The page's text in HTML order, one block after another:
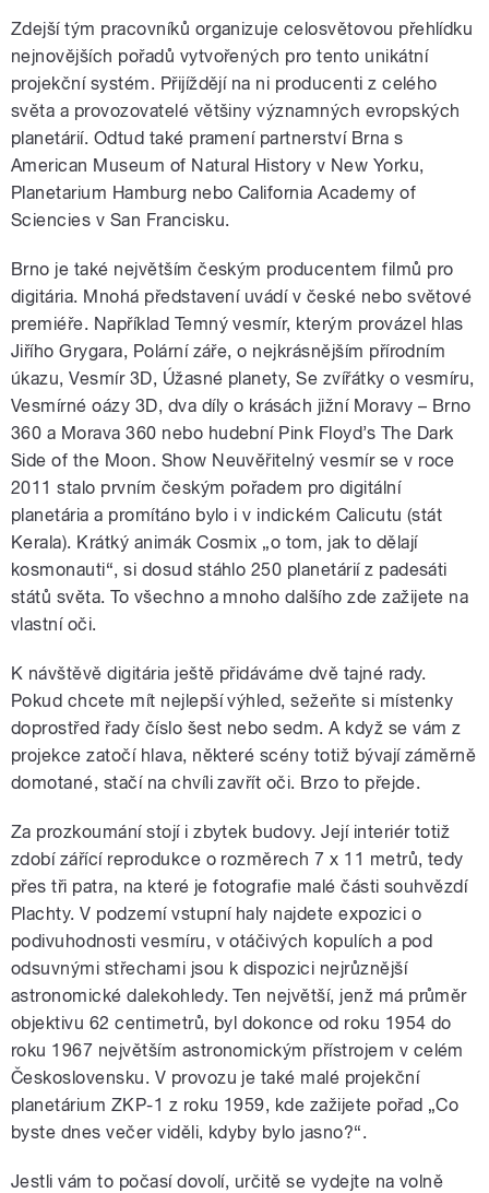
Zdejší tým pracovníků organizuje celosvětovou přehlídku
nejnovějších pořadů vytvořených pro tento unikátní
projekční systém. Přijíždějí na ni producenti z celého
světa a provozovatelé většiny významných evropských
planetárií. Odtud také pramení partnerství Brna s
American Museum of Natural History v New Yorku,
Planetarium Hamburg nebo California Academy of
Sciencies v San Francisku.
Brno je také největším českým producentem filmů pro
digitária. Mnohá představení uvádí v české nebo světové
premiéře. Například Temný vesmír, kterým provázel hlas
Jiřího Grygara, Polární záře, o nejkrásnějším přírodním
úkazu, Vesmír 3D, Úžasné planety, Se zvířátky o vesmíru,
Vesmírné oázy 3D, dva díly o krásách jižní Moravy – Brno
360 a Morava 360 nebo hudební Pink Floyd’s The Dark
Side of the Moon. Show Neuvěřitelný vesmír se v roce
2011 stalo prvním českým pořadem pro digitální
planetária a promítáno bylo i v indickém Calicutu (stát
Kerala). Krátký animák Cosmix „o tom, jak to dělají
kosmonauti“, si dosud stáhlo 250 planetárií z padesáti
států světa. To všechno a mnoho dalšího zde zažijete na
vlastní oči.
K návštěvě digitária ještě přidáváme dvě tajné rady.
Pokud chcete mít nejlepší výhled, sežeňte si místenky
doprostřed řady číslo šest nebo sedm. A když se vám z
projekce zatočí hlava, některé scény totiž bývají záměrně
domotané, stačí na chvíli zavřít oči. Brzo to přejde.
Za prozkoumání stojí i zbytek budovy. Její interiér totiž
zdobí zářící reprodukce o rozměrech 7 x 11 metrů, tedy
přes tři patra, na které je fotografie malé části souhvězdí
Plachty. V podzemí vstupní haly najdete expozici o
podivuhodnosti vesmíru, v otáčivých kopulích a pod
odsuvnými střechami jsou k dispozici nejrůznější
astronomické dalekohledy. Ten největší, jenž má průměr
objektivu 62 centimetrů, byl dokonce od roku 1954 do
roku 1967 největším astronomickým přístrojem v celém
Československu. V provozu je také malé projekční
planetárium ZKP-1 z roku 1959, kde zažijete pořad „Co
byste dnes večer viděli, kdyby bylo jasno?“.
Jestli vám to počasí dovolí, určitě se vydejte na volně